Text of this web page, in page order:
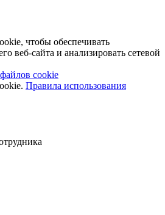
чтобы обеспечивать
веб-сайта и анализировать сетевой
cookie
Правила использования